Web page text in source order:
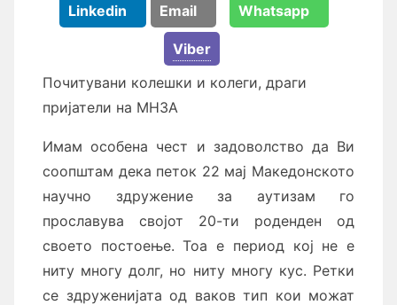
Linkedin Email Whatsapp
Viber
Почитувани колешки и колеги, драги
пријатели на МНЗА
Имам особена чест и задоволство да Ви
соопштам дека петок 22 мај Македонското
научно здружение за аутизам го
прославува својот 20-ти роденден од
своето постоење. Тоа е период кој не е
ниту многу долг, но ниту многу кус. Ретки
се здруженијата од ваков тип кои можат